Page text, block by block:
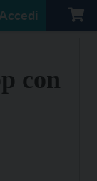
Accedi
con